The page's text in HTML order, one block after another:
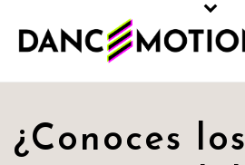
¿Conoces los